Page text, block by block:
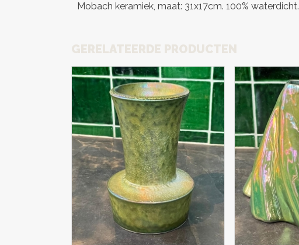
Mobach keramiek, maat: 31x17cm. 100% waterdicht.
GERELATEERDE PRODUCTEN